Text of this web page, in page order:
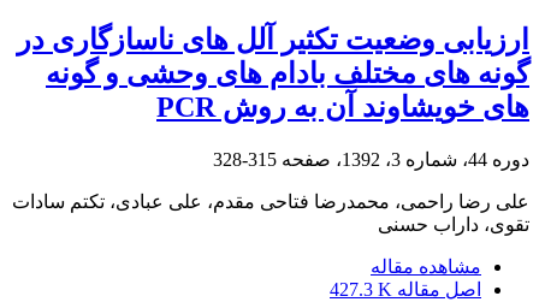
ارزیابی وضعیت تکثیر آلل های ناسازگاری در
گونه های مختلف بادام های وحشی و گونه
های خویشاوند آن به روش PCR
دوره 44، شماره 3، 1392، صفحه 315-328
علی رضا راحمی، محمدرضا فتاحی مقدم، علی عبادی، تکتم سادات
تقوی، داراب حسنی
مشاهده مقاله
اصل مقاله 427.3 K